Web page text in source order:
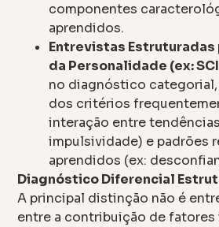
componentes
aprendidos.
Entrevistas Estruturadas
da Personalidade (ex:
no diagnóstico categorial,
dos critérios
interação entre
impulsividade) e padrões
aprendidos (ex:
Diagnóstico Diferencial
A principal distinção não é
entre a contribuição de fatores